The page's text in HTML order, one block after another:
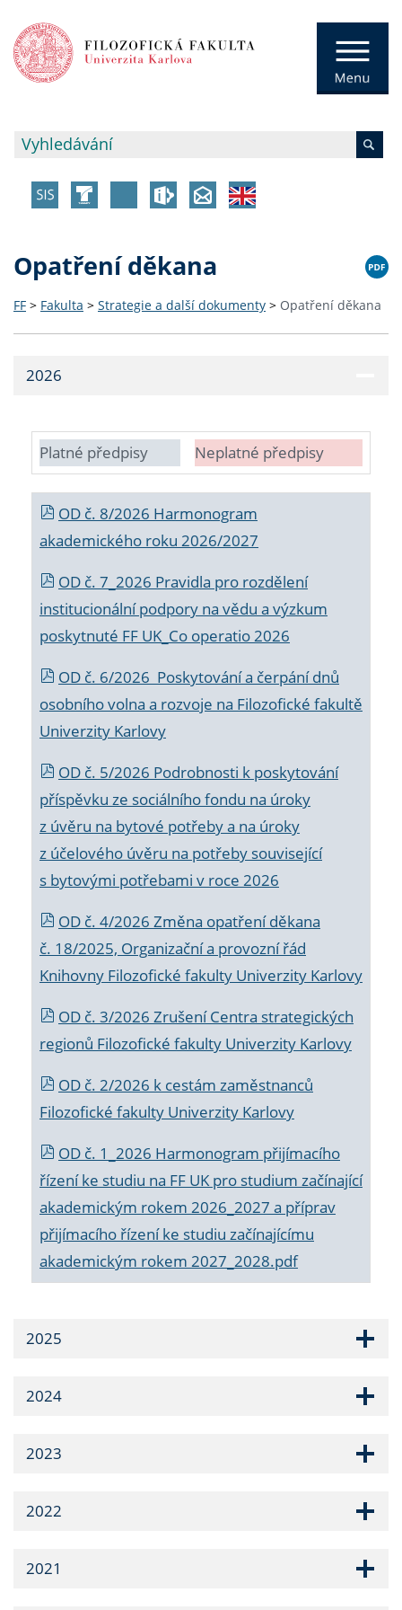
Opatření děkana
FF > Fakulta > Strategie a další dokumenty > Opatření děkana
2026
Platné předpisy Neplatné předpisy
OD č. 8/2026 Harmonogram
akademického roku 2026/2027
OD č. 7_2026 Pravidla pro rozdělení
institucionální podpory na vědu a výzkum
poskytnuté FF UK_Co operatio 2026
OD č. 6/2026 Poskytování a čerpání dnů
osobního volna a rozvoje na Filozofické fakultě
Univerzity Karlovy
OD č. 5/2026 Podrobnosti k poskytování
příspěvku ze sociálního fondu na úroky
z úvěru na bytové potřeby a na úroky
z účelového úvěru na potřeby související
s bytovými potřebami v roce 2026
OD č. 4/2026 Změna opatření děkana
č. 18/2025, Organizační a provozní řád
Knihovny Filozofické fakulty Univerzity Karlovy
OD č. 3/2026 Zrušení Centra strategických
regionů Filozofické fakulty Univerzity Karlovy
OD č. 2/2026 k cestám zaměstnanců
Filozofické fakulty Univerzity Karlovy
OD č. 1_2026 Harmonogram přijímacího
řízení ke studiu na FF UK pro studium začínající
akademickým rokem 2026_2027 a příprav
přijímacího řízení ke studiu začínajícímu
akademickým rokem 2027_2028.pdf
2025
2024
2023
2022
2021